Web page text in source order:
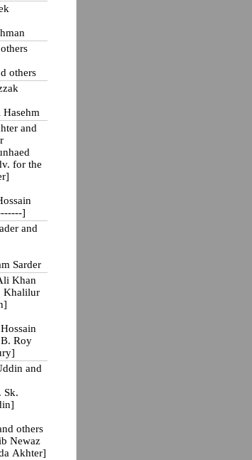
others
and
for the
]
and
Sarder
Khan
Khalilur
Roy
and
Sk.
others
Newaz
Akhter]